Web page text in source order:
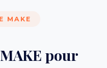
MAKE
pour